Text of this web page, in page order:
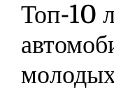
Топ-10